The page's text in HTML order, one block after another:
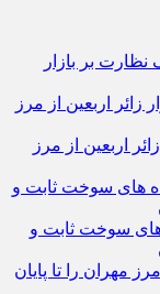
نظارت بر بازار
یک میلیون و ۳۰۵ هزار زائر اربعین از مرز
های سوخت ثابت و